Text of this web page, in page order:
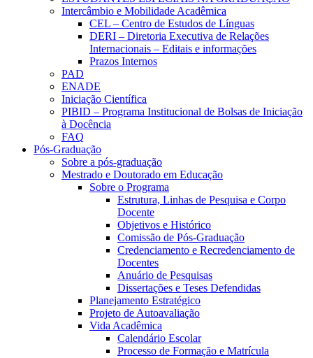
Intercâmbio e Mobilidade Acadêmica
CEL – Centro de Estudos de Línguas
DERI – Diretoria Executiva de Relações
Internacionais – Editais e informações
Prazos Internos
PAD
ENADE
Iniciação Científica
PIBID – Programa Institucional de Bolsas de Iniciação
à Docência
FAQ
Pós-Graduação
Sobre a pós-graduação
Mestrado e Doutorado em Educação
Sobre o Programa
Estrutura, Linhas de Pesquisa e Corpo
Docente
Objetivos e Histórico
Comissão de Pós-Graduação
Credenciamento e Recredenciamento de
Docentes
Anuário de Pesquisas
Dissertações e Teses Defendidas
Planejamento Estratégico
Projeto de Autoavaliação
Vida Acadêmica
Calendário Escolar
Processo de Formação e Matrícula